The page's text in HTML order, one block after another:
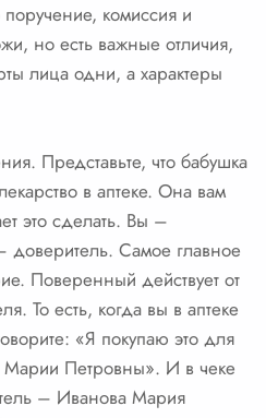
комиссия и
но есть важные отличия,
лица одни, а характеры
Представьте, что бабушка
в аптеке. Она вам
это сделать. Вы –
Самое главное
Поверенный действует от
То есть, когда вы в аптеке
«Я покупаю это для
Петровны». И в чеке
– Иванова Мария